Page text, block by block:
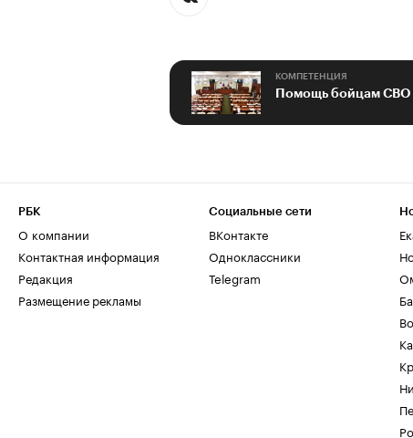
КОМПЕТЕНЦИЯ
РБК
О компании
Контактная информация
Редакция
Размещение рекламы
Социальные сети
ВКонтакте
Одноклассники
Telegram